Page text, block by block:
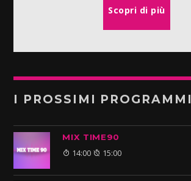
Scopri di più
I PROSSIMI PROGRAMMI
MIX TIME90
14:00 15:00